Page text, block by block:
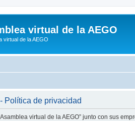
virtual de la AEGO
virtual de la AEGO
Política de privacidad
virtual de la AEGO” junto con sus